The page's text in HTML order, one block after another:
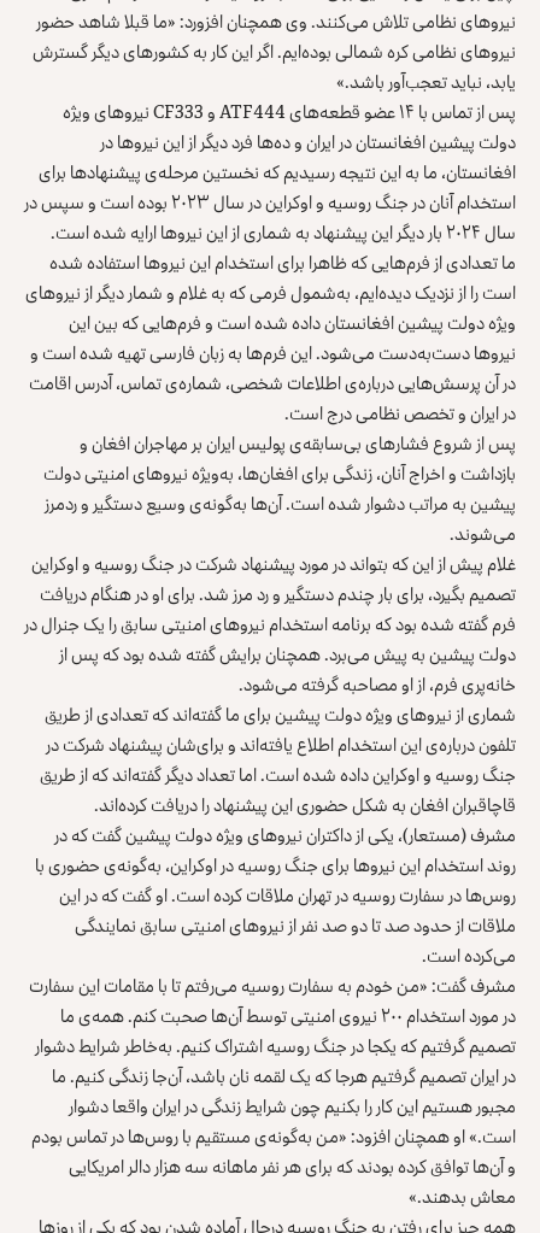
نیروهای نظامی تلاش می‌کنند. وی همچنان افزورد: «ما قبلا شاهد حضور
نیروهای نظامی کره شمالی بوده‌ایم. اگر این کار به کشورهای دیگر گسترش
یابد، نباید تعجب‌آور باشد.»
پس از تماس با ۱۴ عضو قطعه‌های ATF444 و CF333 نیروهای ویژه
دولت پیشین افغانستان در ایران و ده‌ها فرد دیگر از این نیروها در
افغانستان، ما به این نتیجه رسیدیم که نخستین مرحله‌ی پیشنهادها برای
استخدام آنان در جنگ روسیه و اوکراین در سال ۲۰۲۳ بوده است و سپس در
سال ۲۰۲۴ بار دیگر این پیشنهاد به شماری از این نیروها ارایه شده است.
ما تعدادی از فرم‌هایی که ظاهرا برای استخدام این نیروها استفاده شده
است را از نزدیک دیده‌ایم، به‌شمول فرمی که به غلام و شمار دیگر از نیروهای
ویژه دولت پیشین افغانستان داده شده است و فرم‌هایی که بین این
نیروها دست‌به‌دست می‌شود. این فرم‌ها به زبان فارسی تهیه شده است و
در آن پرسش‌هایی درباره‌ی اطلاعات شخصی، شماره‌ی تماس، آدرس اقامت
در ایران و تخصص نظامی درج است.
پس از شروع فشارهای بی‌سابقه‌ی پولیس ایران بر مهاجران افغان و
بازداشت و اخراج آنان، زندگی برای افغان‌ها، به‌ویژه نیروهای امنیتی دولت
پیشین به مراتب دشوار شده است. آن‌ها به‌گونه‌ی وسیع دستگیر و ردمرز
می‌شوند.
غلام پیش از این که بتواند در مورد پیشنهاد شرکت در جنگ روسیه و اوکراین
تصمیم بگیرد، برای بار چندم دستگیر و رد مرز شد. برای او در هنگام دریافت
فرم گفته شده بود که برنامه استخدام نیروهای امنیتی سابق را یک جنرال در
دولت پیشین به پیش می‌برد. همچنان برایش گفته شده بود که پس از
خانه‌پری فرم، از او مصاحبه گرفته می‌شود.
شماری از نیروهای ویژه دولت پیشین برای ما گفته‌اند که تعدادی از طریق
تلفون درباره‌ی این استخدام اطلاع یافته‌اند و برای‌شان پیشنهاد شرکت در
جنگ روسیه و اوکراین داده شده است. اما تعداد دیگر گفته‌اند که از طریق
قاچاقبران افغان به‌ شکل حضوری این پیشنهاد را دریافت کرده‌اند.
مشرف (مستعار)، یکی از داکتران نیروهای ویژه دولت پیشین گفت که در
روند استخدام این نیروها برای جنگ روسیه در اوکراین، به‌گونه‌ی حضوری با
روس‌ها در سفارت روسیه در تهران ملاقات کرده است. او گفت که در این
ملاقات از حدود صد تا دو صد نفر از نیروهای امنیتی سابق نمایندگی
می‌کرده است.
مشرف گفت: «من خودم به سفارت روسیه می‌رفتم تا با مقامات این سفارت
در مورد استخدام ۲۰۰ نیروی امنیتی توسط آن‌ها صحبت کنم. همه‌ی ما
تصمیم گرفتیم که یکجا در جنگ روسیه اشتراک کنیم. به‌خاطر شرایط دشوار
در ایران تصمیم گرفتیم هرجا که یک لقمه نان باشد، آن‌جا زندگی کنیم. ما
مجبور هستیم این کار را بکنیم‌ چون شرایط زندگی در ایران واقعا دشوار
است.» او همچنان افزود: «من به‌گونه‌ی مستقیم با روس‌ها در تماس بودم
و آن‌ها توافق کرده بودند که برای هر نفر ماهانه سه هزار دالر امریکایی
معاش بدهند.»